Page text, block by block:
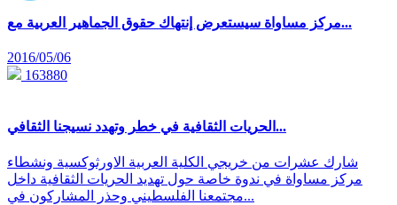
مركز مساواة سيستعرض إنتهاك حقوق الجماهير العربية مع...
2016/05/06
163880
الحريات الثقافية في خطر وتهدد نسيجنا الثقافي...
شارك عشرات من خريجي الكلية العربية الاورثوكسية ونشطاء
مركز مساواة في ندوة خاصة حول تهديد الحريات الثقافية داخل
مجتمعنا الفلسطيني وحذر المشاركون في...